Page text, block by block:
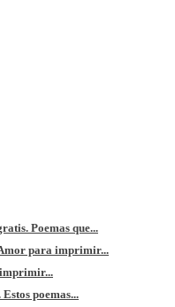
Poemas que...
para imprimir...
poemas...